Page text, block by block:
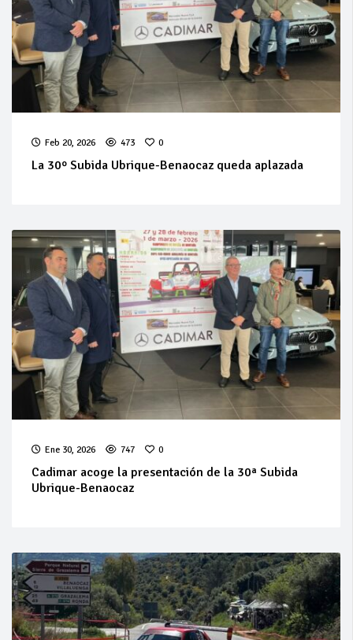
Feb 20, 2026 473 0
La 30º Subida Ubrique-Benaocaz queda aplazada
Ene 30, 2026 747 0
Cadimar acoge la presentación de la 30ª Subida
Ubrique-Benaocaz